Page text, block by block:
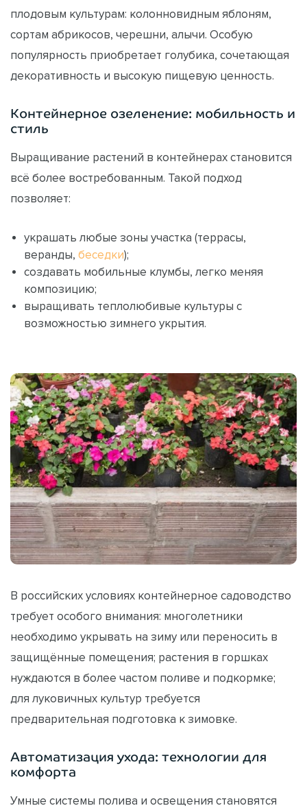
плодовым культурам: колонновидным яблоням,
сортам абрикосов, черешни, алычи. Особую
популярность приобретает голубика, сочетающая
декоративность и высокую пищевую ценность.
Контейнерное озеленение: мобильность и
стиль
Выращивание растений в контейнерах становится
всё более востребованным. Такой подход
позволяет:
украшать любые зоны участка (террасы,
веранды, беседки);
создавать мобильные клумбы, легко меняя
композицию;
выращивать теплолюбивые культуры с
возможностью зимнего укрытия.
В российских условиях контейнерное садоводство
требует особого внимания: многолетники
необходимо укрывать на зиму или переносить в
защищённые помещения; растения в горшках
нуждаются в более частом поливе и подкормке;
для луковичных культур требуется
предварительная подготовка к зимовке.
Автоматизация ухода: технологии для
комфорта
Умные системы полива и освещения становятся